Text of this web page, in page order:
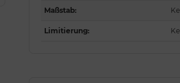
Maßstab:
Limitierung: